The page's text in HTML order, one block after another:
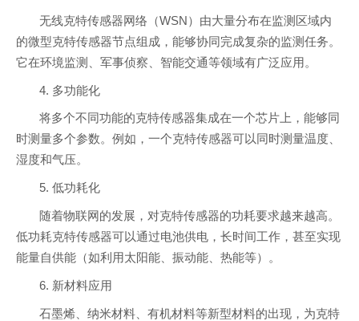
无线克特传感器网络（WSN）由大量分布在监测区域内
的微型克特传感器节点组成，能够协同完成复杂的监测任务。
它在环境监测、军事侦察、智能交通等领域有广泛应用。
4. 多功能化
将多个不同功能的克特传感器集成在一个芯片上，能够同
时测量多个参数。例如，一个克特传感器可以同时测量温度、
湿度和气压。
5. 低功耗化
随着物联网的发展，对克特传感器的功耗要求越来越高。
低功耗克特传感器可以通过电池供电，长时间工作，甚至实现
能量自供能（如利用太阳能、振动能、热能等）。
6. 新材料应用
石墨烯、纳米材料、有机材料等新型材料的出现，为克特